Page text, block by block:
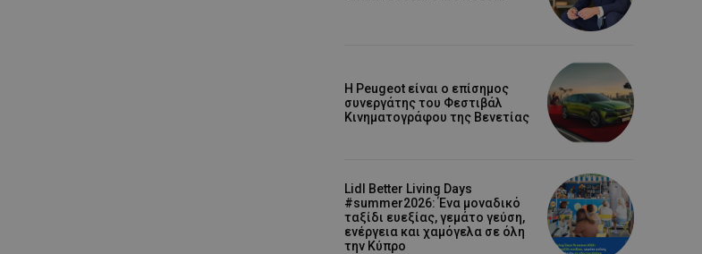
Η Peugeot είναι ο επίσημος
συνεργάτης του Φεστιβάλ
Κινηματογράφου της Βενετίας
Lidl Better Living Days
#summer2026: Ένα μοναδικό
ταξίδι ευεξίας, γεμάτο γεύση,
ενέργεια και χαμόγελα σε όλη
την Κύπρο